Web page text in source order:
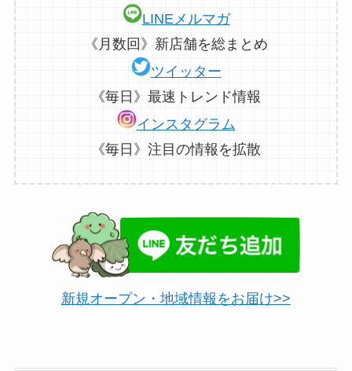
LINEメルマガ
《月数回》新店舗を総まとめ
ツイッター
《毎日》最速トレンド情報
インスタグラム
《毎日》注目の情報を拡散
新規オープン・地域情報をお届け>>